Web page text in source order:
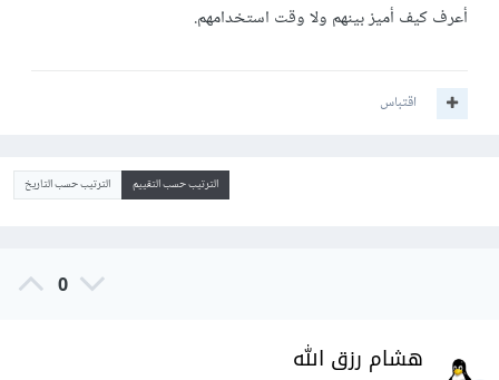
أعرف كيف أميز بينهم ولا وقت استخدامهم.
اقتباس
الترتيب حسب التقييم الترتيب حسب التاريخ
0
هشام رزق الله